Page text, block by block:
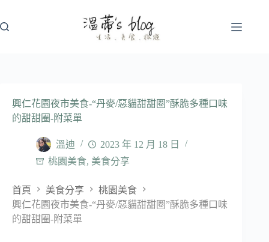
至
興仁花園夜市美食-“丹麥/惡貓甜甜圈”酥脆多種口味
的甜甜圈-附菜單
溫迪
2023 年 12 月 18 日
桃園美食, 美食分享
首頁 美食分享
桃園美食
興仁花園夜市美食-“丹麥/惡貓甜甜圈”酥脆多種口味
的甜甜圈-附菜單